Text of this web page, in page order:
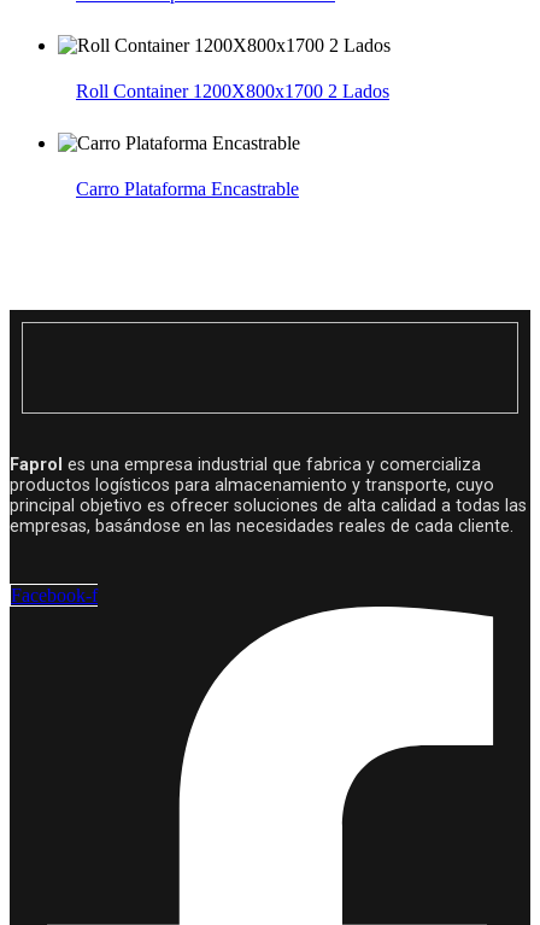
Roll Container 1200X800x1700 2 Lados
Carro Plataforma Encastrable
Faprol es una empresa industrial que fabrica y comercializa
productos logísticos para almacenamiento y transporte, cuyo
principal objetivo es ofrecer soluciones de alta calidad a todas las
empresas, basándose en las necesidades reales de cada cliente.
Facebook-f